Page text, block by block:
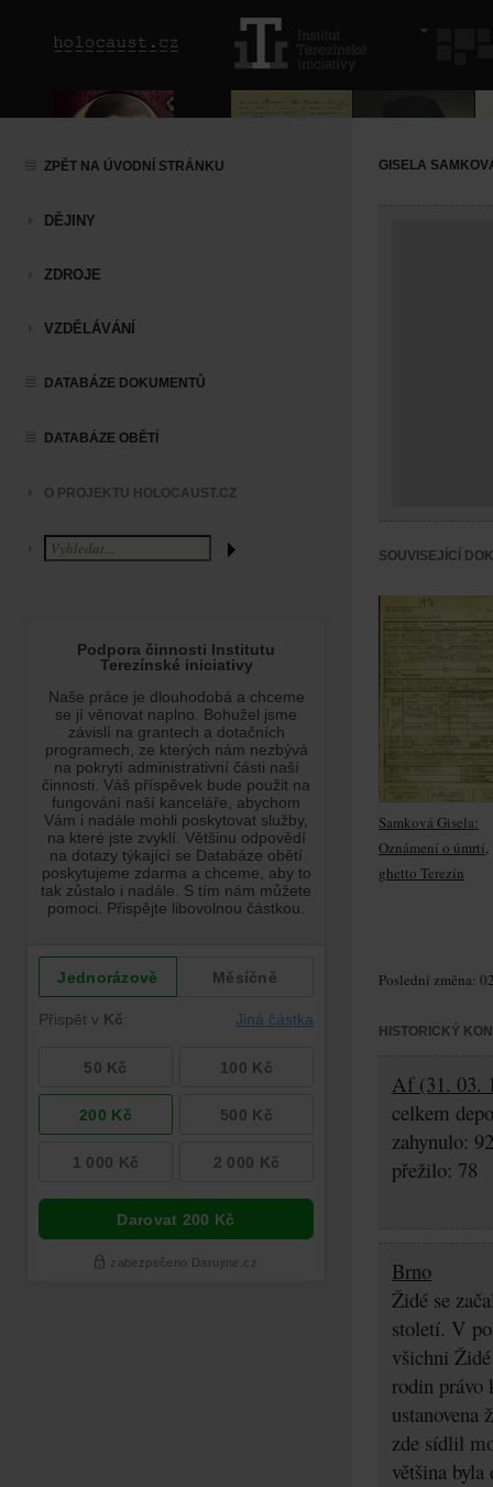
ZPĚT NA ÚVODNÍ STRÁNKU
DĚJINY
ZDROJE
VZDĚLÁVÁNÍ
DATABÁZE DOKUMENTŮ
DATABÁZE OBĚTÍ
O PROJEKTU HOLOCAUST.CZ
GISELA
SOUVISEJÍCÍ
Samková Gisela:
Oznámení o úmrtí,
ghetto Terezín
Poslední změna:
HISTORICKÝ
Af (31. 03.
celkem
zahynulo:
přežilo: 78
Brno
Židé se
století. V
všichni
rodin právo
ustanovena
zde sídlil
většina